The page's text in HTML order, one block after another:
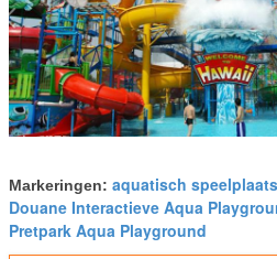
Markeringen: aquatisch
Douane Interactieve Aqua
Pretpark Aqua Playground